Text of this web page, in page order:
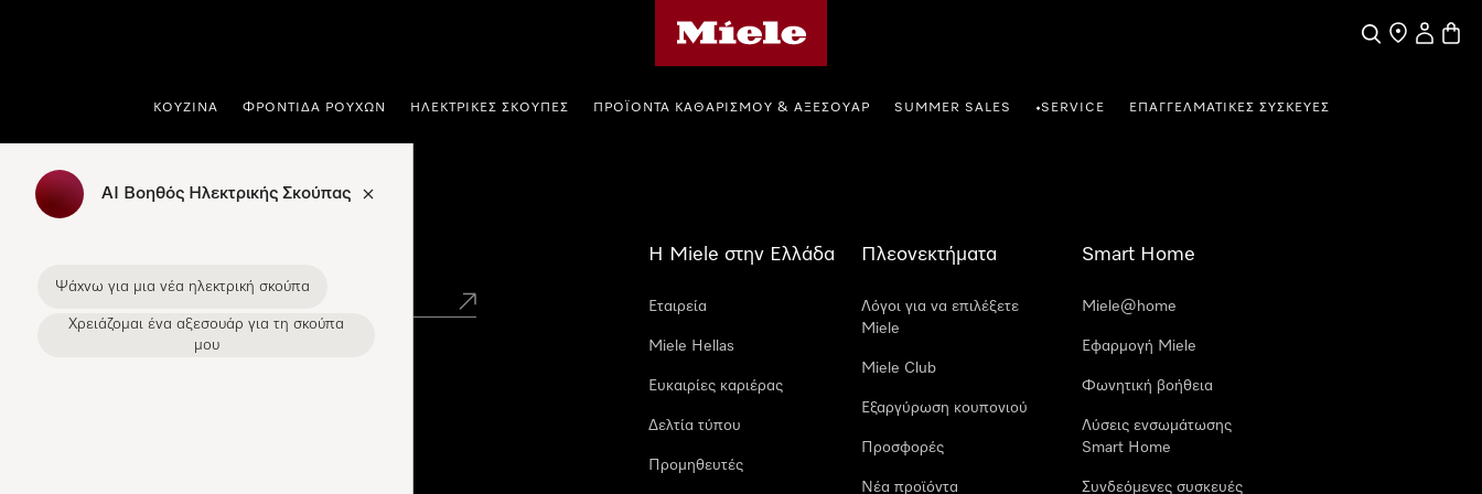
Αναζήτηση
Εύρεση
Ο
ΚΟΥΖΊΝΑ ΦΡΟΝΤΊΔΑ ΡΟΎΧΩΝ ΗΛΕΚΤΡΙΚΈΣ ΣΚΟΎΠΕΣ ΠΡΟΪΌΝΤΑ ΚΑΘΑΡΙΣΜΟΎ & ΑΞΕΣΟΥΆΡ SUMMER SALES •SERVICE ΕΠΑΓΓΕΛΜΑΤΙΚΈΣ ΣΥΣΚΕΥΈΣ
AI Βοηθός Ηλεκτρικής Σκούπας
Ψάχνω για μια νέα ηλεκτρική σκούπα
Χρειάζομαι ένα αξεσουάρ για τη σκούπα
μου
Η Miele στην Ελλάδα
Εταιρεία
Miele Hellas
Ευκαιρίες καριέρας
Δελτία τύπου
Προμηθευτές
Πλεονεκτήματα
Λόγοι για να επιλέξετε
Miele
Miele Club
Εξαργύρωση κουπονιού
Προσφορές
Νέα προϊόντα
Smart Home
Miele@home
Εφαρμογή Miele
Φωνητική βοήθεια
Λύσεις ενσωμάτωσης
Smart Home
Συνδεόμενες συσκευές